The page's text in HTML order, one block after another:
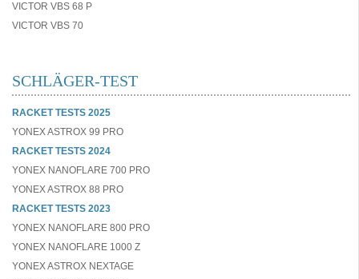
VICTOR VBS 68 P
VICTOR VBS 70
SCHLÄGER-TEST
RACKET TESTS 2025
YONEX ASTROX 99 PRO
RACKET TESTS 2024
YONEX NANOFLARE 700 PRO
YONEX ASTROX 88 PRO
RACKET TESTS 2023
YONEX NANOFLARE 800 PRO
YONEX NANOFLARE 1000 Z
YONEX ASTROX NEXTAGE